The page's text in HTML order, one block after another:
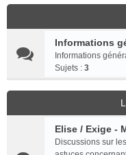
Informations
Informations
Sujets : 3
Elise / Exige -
Discussions sur